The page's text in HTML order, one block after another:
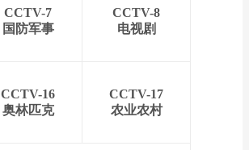
CCTV-7
国防军事
CCTV-8
电视剧
CCTV-16
奥林匹克
CCTV-17
农业农村